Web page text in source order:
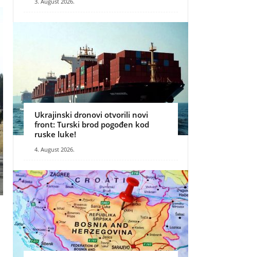
Ukrajinski dronovi otvorili novi
front: Turski brod pogođen kod
ruske luke!
4. August 2026.